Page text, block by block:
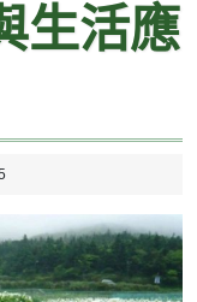
生活應